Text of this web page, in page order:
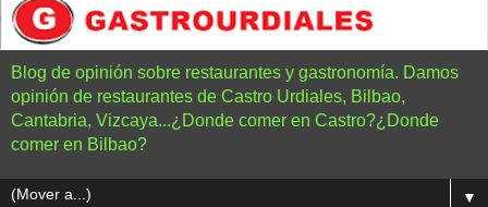
Blog de opinión sobre restaurantes y gastronomía. Damos
opinión de restaurantes de Castro Urdiales, Bilbao,
Cantabria, Vizcaya...¿Donde comer en Castro?¿Donde
comer en Bilbao?
▼